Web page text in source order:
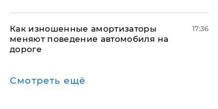
Как изношенные амортизаторы
меняют поведение автомобиля на
дороге
17:36
Смотреть ещё